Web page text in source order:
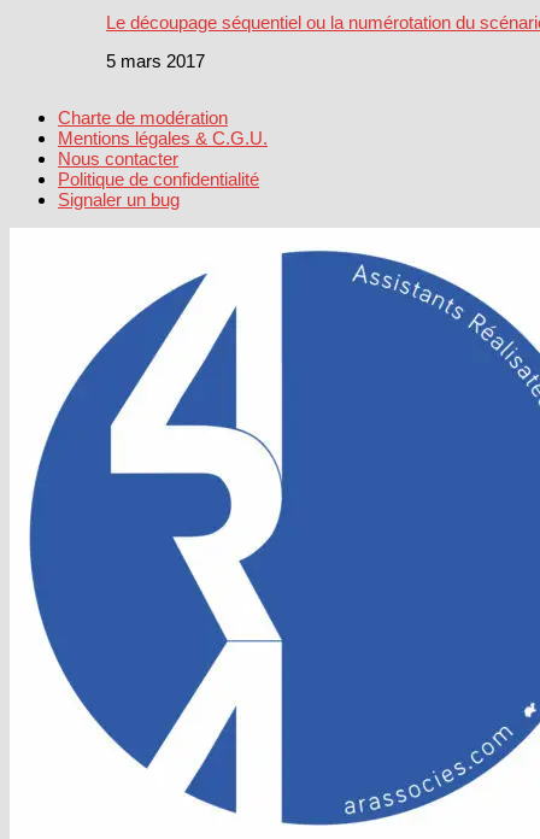
Le découpage séquentiel ou la numérotation du
5 mars 2017
Charte de modération
Mentions légales & C.G.U.
Nous contacter
Politique de confidentialité
Signaler un bug